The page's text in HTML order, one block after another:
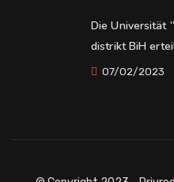
Die Universität
distrikt BiH
07/02/2023